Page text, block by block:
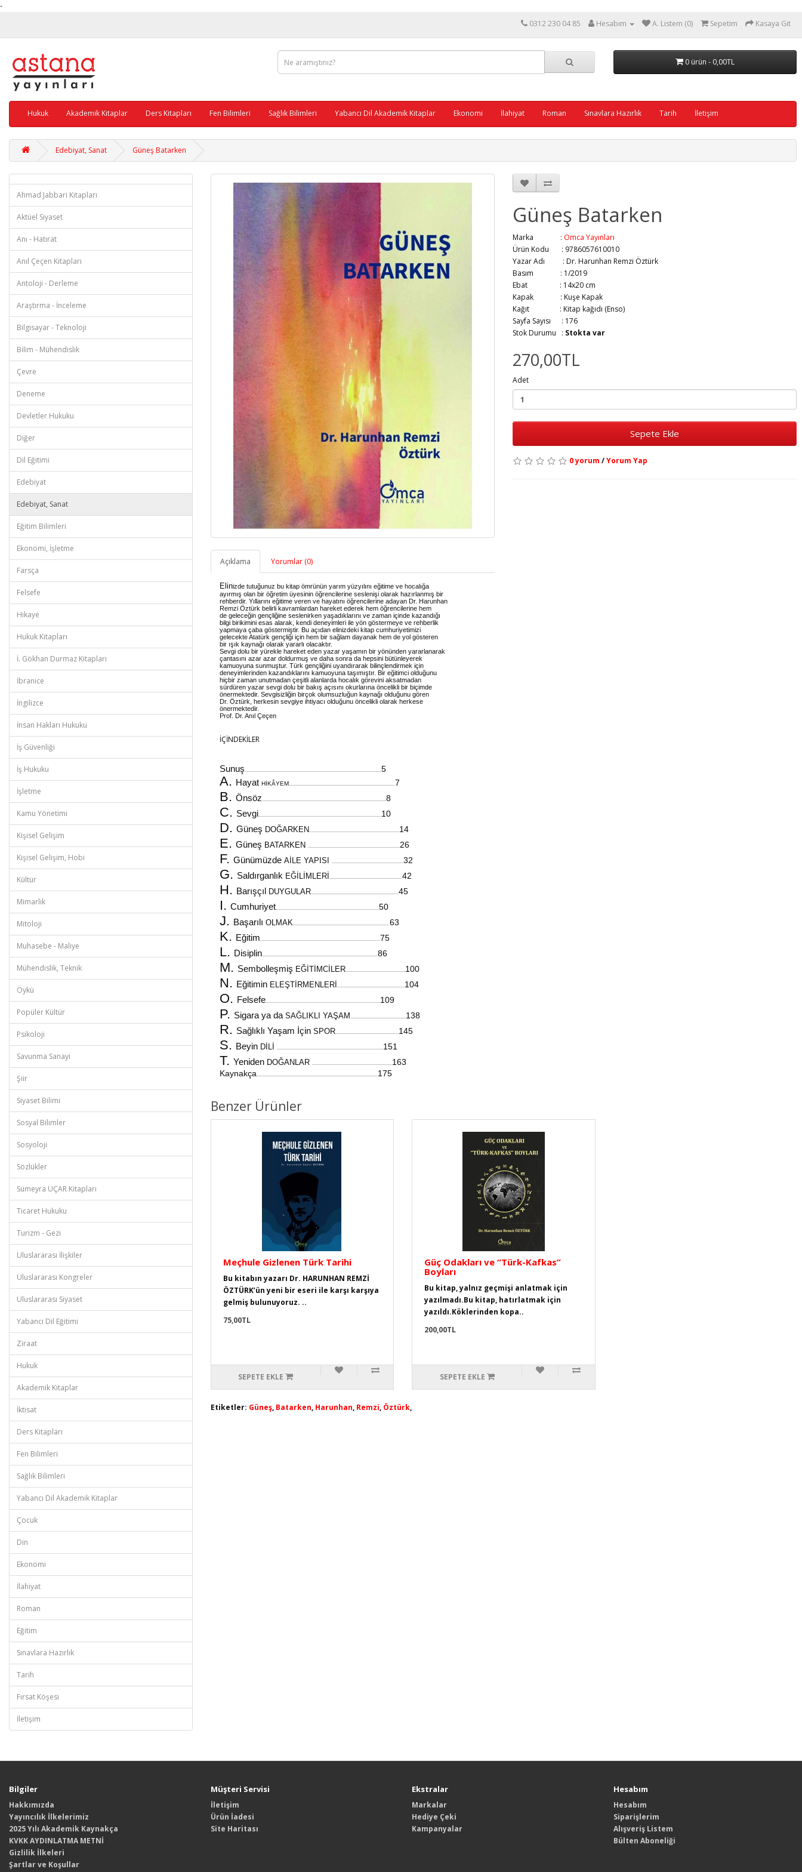
-
0312 230 04 85
Hesabım A. Listem (0) Sepetim Kasaya Git
0 ürün - 0,00TL
Hukuk Akademik Kitaplar Ders Kitapları Fen Bilimleri Sağlık Bilimleri Yabancı Dil Akademik Kitaplar Ekonomi İlahiyat Roman Sınavlara Hazırlık Tarih İletişim
Edebiyat, Sanat Güneş Batarken
Ahmad Jabbari Kitapları
Aktüel Siyaset
Anı - Hatırat
Anıl Çeçen Kitapları
Antoloji - Derleme
Araştırma - İnceleme
Bilgisayar - Teknoloji
Bilim - Mühendislik
Çevre
Deneme
Devletler Hukuku
Diğer
Dil Eğitimi
Edebiyat
Edebiyat, Sanat
Eğitim Bilimleri
Ekonomi, İşletme
Farsça
Felsefe
Hikaye
Hukuk Kitapları
İ. Gökhan Durmaz Kitapları
İbranice
İngilizce
İnsan Hakları Hukuku
İş Güvenliği
İş Hukuku
İşletme
Kamu Yönetimi
Kişisel Gelişim
Kişisel Gelişim, Hobi
Kültür
Mimarlık
Mitoloji
Muhasebe - Maliye
Mühendislik, Teknik
Öykü
Popüler Kültür
Psikoloji
Savunma Sanayi
Şiir
Siyaset Bilimi
Sosyal Bilimler
Sosyoloji
Sözlükler
Sümeyra UÇAR Kitapları
Ticaret Hukuku
Turizm - Gezi
Uluslararası İlişkiler
Uluslararası Kongreler
Uluslararası Siyaset
Yabancı Dil Eğitimi
Ziraat
Hukuk
Akademik Kitaplar
İktisat
Ders Kitapları
Fen Bilimleri
Sağlık Bilimleri
Yabancı Dil Akademik Kitaplar
Çocuk
Din
Ekonomi
İlahiyat
Roman
Eğitim
Sınavlara Hazırlık
Tarih
Fırsat Köşesi
İletişim
Açıklama Yorumlar (0)
Elinizde tutuğunuz bu kitap ömrünün yarım yüzyılını eğitime ve hocalığa
ayırmış olan bir öğretim üyesinin öğrencilerine seslenişi olarak hazırlanmış bir
rehberdir. Yıllarını eğitime veren ve hayatını öğrencilerine adayan Dr. Harunhan
Remzi Öztürk belirli kavramlardan hareket ederek hem öğrencilerine hem
de geleceğin gençliğine seslenirken yaşadıklarını ve zaman içinde kazandığı
bilgi birikimini esas alarak, kendi deneyimleri ile yön göstermeye ve rehberlik
yapmaya çaba göstermiştir. Bu açıdan elinizdeki kitap cumhuriyetimizi
gelecekte Atatürk gençliği için hem bir sağlam dayanak hem de yol gösteren
bir ışık kaynağı olarak yararlı olacaktır.
Sevgi dolu bir yürekle hareket eden yazar yaşamın bir yönünden yararlanarak
çantasını azar azar doldurmuş ve daha sonra da hepsini bütünleyerek
kamuoyuna sunmuştur. Türk gençliğini uyandırarak bilinçlendirmek için
deneyimlerinden kazandıklarını kamuoyuna taşımıştır. Bir eğitimci olduğunu
hiçbir zaman unutmadan çeşitli alanlarda hocalık görevini aksatmadan
sürdüren yazar sevgi dolu bir bakış açısını okurlarına öncelikli bir biçimde
önermektedir. Sevgisizliğin birçok olumsuzluğun kaynağı olduğunu gören
Dr. Öztürk, herkesin sevgiye ihtiyacı olduğunu öncelikli olarak herkese
önermektedir.
Prof. Dr. Anıl Çeçen
İÇİNDEKİLER
Sunuş 5
A. Hayat HİKÂYEM 7
B. Önsöz 8
C. Sevgi 10
D. Güneş DOĞARKEN 14
E. Güneş BATARKEN 26
F. Günümüzde AİLE YAPISI 32
G. Saldırganlık EĞİLİMLERİ 42
H. Barışçıl DUYGULAR 45
I. Cumhuriyet 50
J. Başarılı OLMAK 63
K. Eğitim 75
L. Disiplin 86
M. Sembolleşmiş EĞİTİMCİLER 100
N. Eğitimin ELEŞTİRMENLERİ 104
O. Felsefe................................................................................................................................................................................................ 109
P. Sigara ya da SAĞLIKLI YAŞAM 138
R. Sağlıklı Yaşam İçin SPOR 145
S. Beyin DİLİ 151
T. Yeniden DOĞANLAR
163
Kaynakça
175
Güneş Batarken
Marka : Omca Yayınları
Ürün Kodu : 9786057610010
Yazar Adı : Dr. Harunhan Remzi Öztürk
Basım : 1/2019
Ebat : 14x20 cm
Kapak : Kuşe Kapak
Kağıt : Kitap kağıdı (Enso)
Sayfa Sayısı : 176
Stok Durumu : Stokta var
270,00TL
Adet
Sepete Ekle
0 yorum /Yorum Yap
Benzer Ürünler
Meçhule Gizlenen Türk Tarihi
Bu kitabın yazarı Dr. HARUNHAN REMZİ
ÖZTÜRK’ün yeni bir eseri ile karşı karşıya
gelmiş bulunuyoruz. ..
75,00TL
SEPETE EKLE
Güç Odakları ve “Türk-Kafkas”
Boyları
Bu kitap, yalnız geçmişi anlatmak için
yazılmadı.Bu kitap, hatırlatmak için
yazıldı.Köklerinden kopa..
200,00TL
SEPETE EKLE
Etiketler: Güneş, Batarken, Harunhan, Remzi, Öztürk,
Bilgiler
Hakkımızda
Yayıncılık İlkelerimiz
2025 Yılı Akademik Kaynakça
KVKK AYDINLATMA METNİ
Gizlilik İlkeleri
Şartlar ve Koşullar
Müşteri Servisi
İletişim
Ürün İadesi
Site Haritası
Ekstralar
Markalar
Hediye Çeki
Kampanyalar
Hesabım
Hesabım
Siparişlerim
Alışveriş Listem
Bülten Aboneliği